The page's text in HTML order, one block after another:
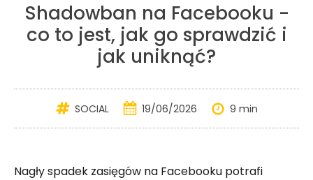
Shadowban na Facebooku -
co to jest, jak go sprawdzić i
jak uniknąć?
SOCIAL 19/06/2026 9 min
Nagły spadek zasięgów na Facebooku potrafi